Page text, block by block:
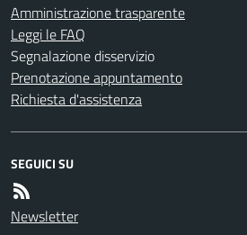
Amministrazione trasparente
Leggi le FAQ
Segnalazione disservizio
Prenotazione appuntamento
Richiesta d'assistenza
SEGUICI SU
Newsletter